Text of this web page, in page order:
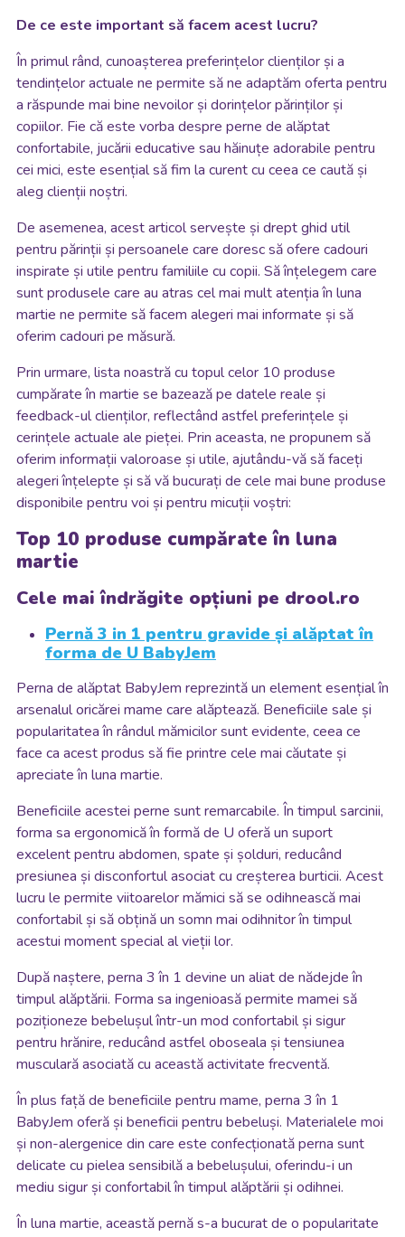
De ce este important să facem acest lucru?
În primul rând, cunoașterea preferințelor clienților și a
tendințelor actuale ne permite să ne adaptăm oferta pentru
a răspunde mai bine nevoilor și dorințelor părinților și
copiilor. Fie că este vorba despre perne de alăptat
confortabile, jucării educative sau hăinuțe adorabile pentru
cei mici, este esențial să fim la curent cu ceea ce caută și
aleg clienții noștri.
De asemenea, acest articol servește și drept ghid util
pentru părinții și persoanele care doresc să ofere cadouri
inspirate și utile pentru familiile cu copii. Să înțelegem care
sunt produsele care au atras cel mai mult atenția în luna
martie ne permite să facem alegeri mai informate și să
oferim cadouri pe măsură.
Prin urmare, lista noastră cu topul celor 10 produse
cumpărate în martie se bazează pe datele reale și
feedback-ul clienților, reflectând astfel preferințele și
cerințele actuale ale pieței. Prin aceasta, ne propunem să
oferim informații valoroase și utile, ajutându-vă să faceți
alegeri înțelepte și să vă bucurați de cele mai bune produse
disponibile pentru voi și pentru micuții voștri:
Top 10 produse cumpărate în luna
martie
Cele mai îndrăgite opțiuni pe drool.ro
Pernă 3 in 1 pentru gravide și alăptat în
forma de U BabyJem
Perna de alăptat BabyJem reprezintă un element esențial în
arsenalul oricărei mame care alăptează. Beneficiile sale și
popularitatea în rândul mămicilor sunt evidente, ceea ce
face ca acest produs să fie printre cele mai căutate și
apreciate în luna martie.
Beneficiile acestei perne sunt remarcabile. În timpul sarcinii,
forma sa ergonomică în formă de U oferă un suport
excelent pentru abdomen, spate și șolduri, reducând
presiunea și disconfortul asociat cu creșterea burticii. Acest
lucru le permite viitoarelor mămici să se odihnească mai
confortabil și să obțină un somn mai odihnitor în timpul
acestui moment special al vieții lor.
După naștere, perna 3 în 1 devine un aliat de nădejde în
timpul alăptării. Forma sa ingenioasă permite mamei să
poziționeze bebelușul într-un mod confortabil și sigur
pentru hrănire, reducând astfel oboseala și tensiunea
musculară asociată cu această activitate frecventă.
În plus față de beneficiile pentru mame, perna 3 în 1
BabyJem oferă și beneficii pentru bebeluși. Materialele moi
și non-alergenice din care este confecționată perna sunt
delicate cu pielea sensibilă a bebelușului, oferindu-i un
mediu sigur și confortabil în timpul alăptării și odihnei.
În luna martie, această pernă s-a bucurat de o popularitate